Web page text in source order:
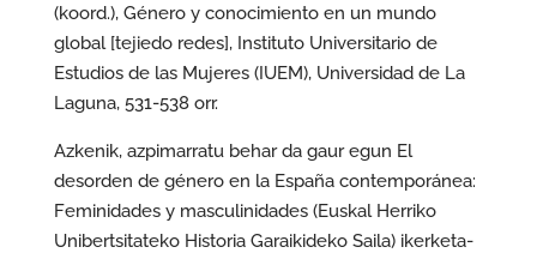
(koord.), Género y conocimiento en un mundo
global [tejiedo redes], Instituto Universitario de
Estudios de las Mujeres (IUEM), Universidad de La
Laguna, 531-538 orr.
Azkenik, azpimarratu behar da gaur egun El
desorden de género en la España contemporánea:
Feminidades y masculinidades (Euskal Herriko
Unibertsitateko Historia Garaikideko Saila) ikerketa-